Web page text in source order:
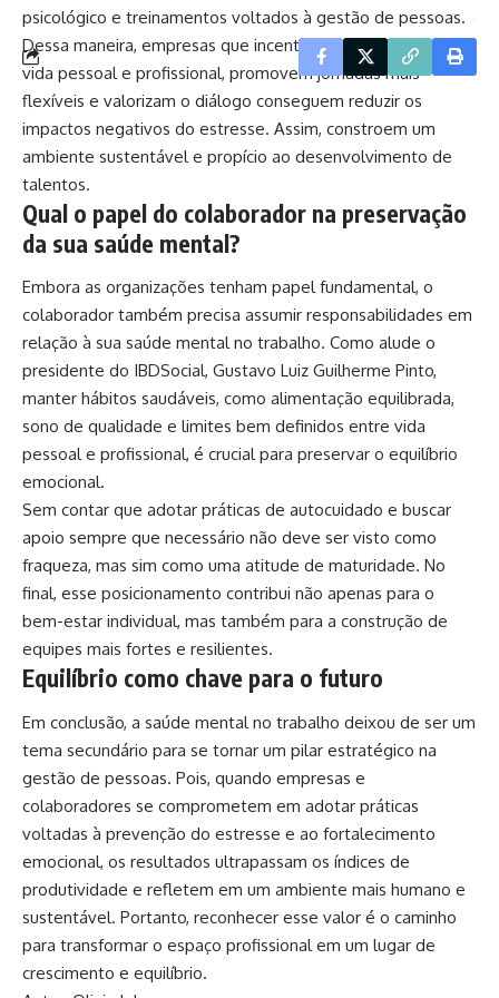
psicológico e treinamentos voltados à gestão de pessoas.
Dessa maneira, empresas que incentivam o equilíbrio entre
vida pessoal e profissional, promovem jornadas mais
flexíveis e valorizam o diálogo conseguem reduzir os
impactos negativos do estresse. Assim, constroem um
ambiente sustentável e propício ao desenvolvimento de
talentos.
Qual o papel do colaborador na preservação
da sua saúde mental?
Embora as organizações tenham papel fundamental, o
colaborador também precisa assumir responsabilidades em
relação à sua saúde mental no trabalho. Como alude o
presidente do IBDSocial, Gustavo Luiz Guilherme Pinto,
manter hábitos saudáveis, como alimentação equilibrada,
sono de qualidade e limites bem definidos entre vida
pessoal e profissional, é crucial para preservar o equilíbrio
emocional.
Sem contar que adotar práticas de autocuidado e buscar
apoio sempre que necessário não deve ser visto como
fraqueza, mas sim como uma atitude de maturidade. No
final, esse posicionamento contribui não apenas para o
bem-estar individual, mas também para a construção de
equipes mais fortes e resilientes.
Equilíbrio como chave para o futuro
Em conclusão, a saúde mental no trabalho deixou de ser um
tema secundário para se tornar um pilar estratégico na
gestão de pessoas. Pois, quando empresas e
colaboradores se comprometem em adotar práticas
voltadas à prevenção do estresse e ao fortalecimento
emocional, os resultados ultrapassam os índices de
produtividade e refletem em um ambiente mais humano e
sustentável. Portanto, reconhecer esse valor é o caminho
para transformar o espaço profissional em um lugar de
crescimento e equilíbrio.